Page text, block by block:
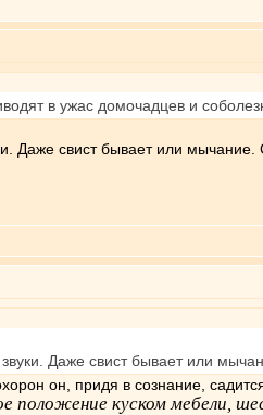
в ужас домочадцев и
Даже свист бывает или мычание.
Даже свист бывает или
он, придя в сознание,
положение куском мебели,